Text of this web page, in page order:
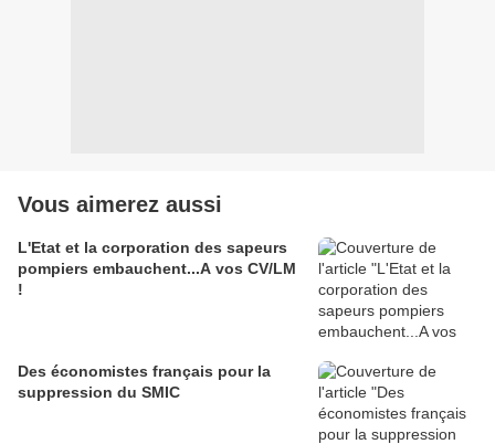
Vous aimerez aussi
L'Etat et la corporation des sapeurs
pompiers embauchent...A vos CV/LM
!
Des économistes français pour la
suppression du SMIC